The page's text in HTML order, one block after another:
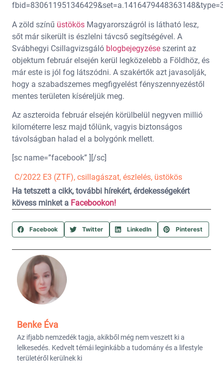
A zöld színű üstökös Magyarországról is látható lesz,
sőt már sikerült is észlelni távcső segítségével. A
Svábhegyi Csillagvizsgáló blogbejegyzése szerint az
objektum február elsején kerül legközelebb a Földhöz, és
már este is jól fog látszódni. A szakértők azt javasolják,
hogy a szabadszemes megfigyelést fényszennyezéstől
mentes területen kíséreljük meg.
Az aszteroida február elsején körülbelül negyven millió
kilométerre lesz majd tőlünk, vagyis biztonságos
távolságban halad el a bolygónk mellett.
[sc name=”facebook” ][/sc]
C/2022 E3 (ZTF), csillagászat, észlelés, üstökös
Ha tetszett a cikk, további hírekért, érdekességekért
kövess minket a Facebookon!
Facebook Twitter LinkedIn Pinterest
Benke Éva
Az ifjabb nemzedék tagja, akikből még nem veszett ki a
lelkesedés. Kedvelt témái leginkább a tudomány és a lifestyle
területéről kerülnek ki